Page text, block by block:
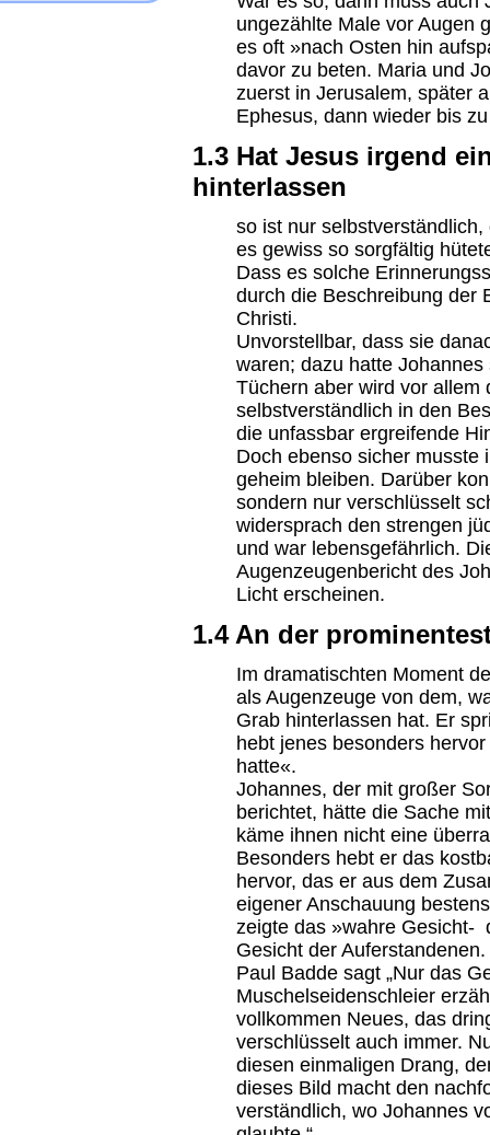
ungezählte Male vor Augen
es oft »nach Osten hin
davor zu beten. Maria und
zuerst in Jerusalem, später
Ephesus, dann wieder bis
1.3 Hat Jesus irgend
hinterlassen
so ist nur
es gewiss so sorgfältig
Dass es solche
durch die Beschreibung der
Christi.
Unvorstellbar, dass sie
waren; dazu hatte
Tüchern aber wird vor allem
selbstverständlich in den
die unfassbar ergreifende
Doch ebenso sicher musste
geheim bleiben. Darüber
sondern nur verschlüsselt
widersprach den strengen
und war lebensgefährlich.
Augenzeugenbericht des
Licht erscheinen.
1.4 An der
Im dramatischten Moment
als Augenzeuge von dem,
Grab hinterlassen hat. Er
hebt jenes besonders
hatte«.
Johannes, der mit großer
berichtet, hätte die Sache
käme ihnen nicht eine
Besonders hebt er das
hervor, das er aus dem
eigener Anschauung
zeigte das »wahre Gesicht-
Gesicht der Auferstandenen.
Paul Badde sagt „Nur das
Muschelseidenschleier
vollkommen Neues, das
verschlüsselt auch immer.
diesen einmaligen Drang,
dieses Bild macht den
verständlich, wo Johannes